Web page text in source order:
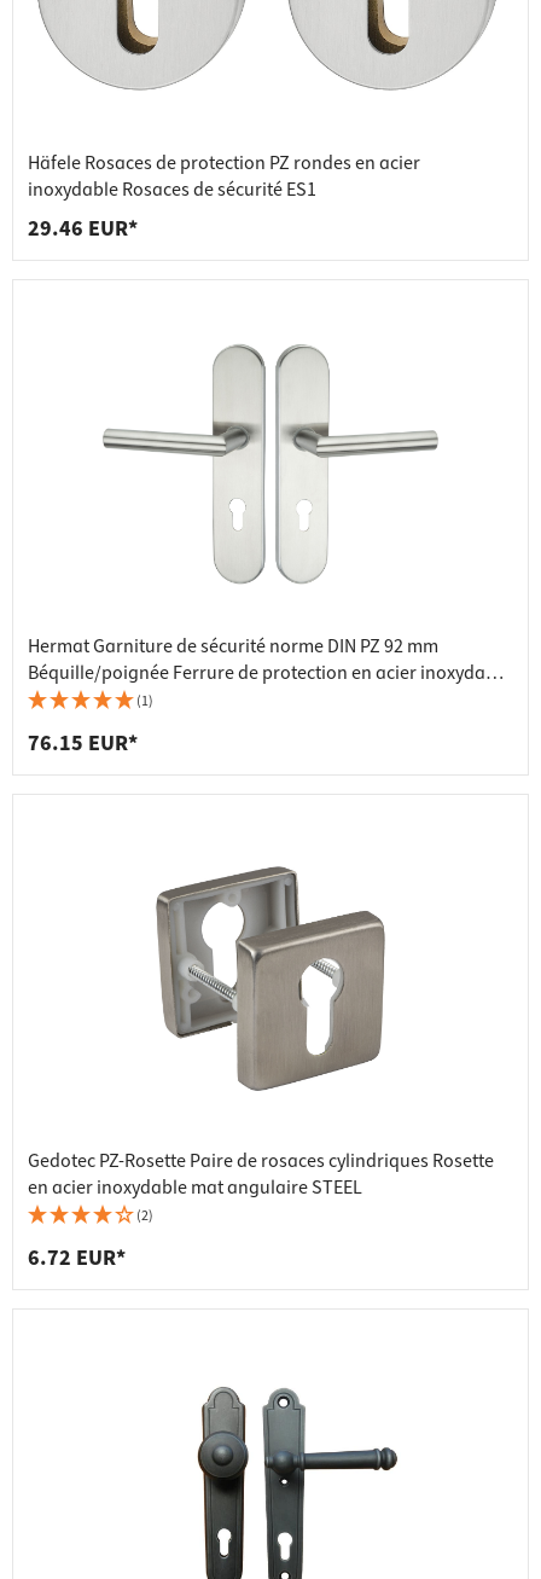
Häfele Rosaces de protection PZ rondes en acier
inoxydable Rosaces de sécurité ES1
29.46 EUR*
Hermat Garniture de sécurité norme DIN PZ 92 mm
Béquille/poignée Ferrure de protection en acier inoxydable
HE10000
(1)
76.15 EUR*
Gedotec PZ-Rosette Paire de rosaces cylindriques Rosette
en acier inoxydable mat angulaire STEEL
(2)
6.72 EUR*